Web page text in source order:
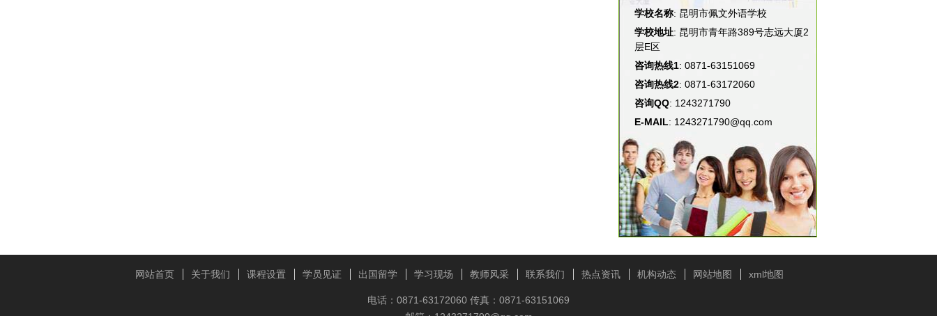
学校名称: 昆明市佩文外语学校
学校地址: 昆明市青年路389号志远大厦2
层E区
咨询热线1: 0871-63151069
咨询热线2: 0871-63172060
咨询QQ: 1243271790
E-MAIL: 1243271790@qq.com
网站首页 关于我们 课程设置 学员见证 出国留学 学习现场 教师风采 联系我们 热点资讯 机构动态 网站地图 xml地图
电话：0871-63172060 传真：0871-63151069